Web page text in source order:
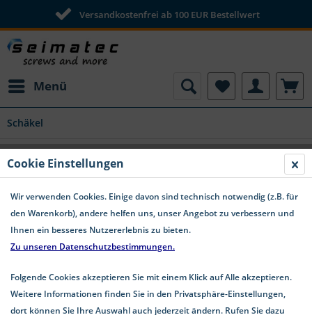
Versandkostenfrei ab 100 EUR Bestellwert
Menü
Schäkel
Rundschäkel gedreht mit Schraubbolzen
Edelstahl A4 #082960
Cookie Einstellungen
Wir verwenden Cookies. Einige davon sind technisch notwendig (z.B. für
den Warenkorb), andere helfen uns, unser Angebot zu verbessern und
Ihnen ein besseres Nutzererlebnis zu bieten.
Zu unseren Datenschutzbestimmungen.
Folgende Cookies akzeptieren Sie mit einem Klick auf Alle akzeptieren.
Weitere Informationen finden Sie in den Privatsphäre-Einstellungen,
dort können Sie Ihre Auswahl auch jederzeit ändern. Rufen Sie dazu